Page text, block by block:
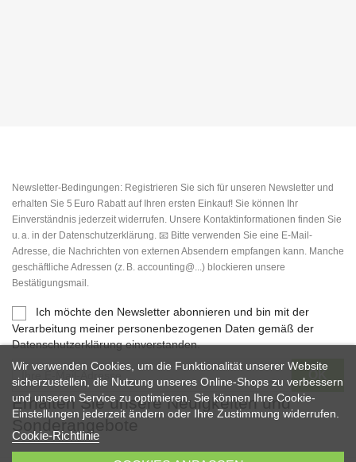
Erhalten Sie unsere Neuigkeiten und
Sonderangebote
Newsletter-Bedingungen: Registrieren Sie sich für unseren Newsletter und
erhalten Sie 5 Euro Rabatt auf Ihren ersten Einkauf! Sie können Ihr
Einverständnis jederzeit widerrufen. Unsere Kontaktinformationen finden Sie
u. a. in der Datenschutzerklärung. 📧 Bitte verwenden Sie eine E-Mail-
Adresse, die Nachrichten von externen Absendern empfangen kann. Manche
geschäftliche Adressen (z. B. accounting@...) blockieren unsere
Bestätigungsmail.
Ich möchte den Newsletter abonnieren und bin mit der
Verarbeitung meiner personenbezogenen Daten gemäß der
Datenschutzerklärung einverstanden.
Wir verwenden Cookies, um die Funktionalität unserer Website
sicherzustellen, die Nutzung unseres Online-Shops zu verbessern
und unseren Service zu optimieren. Sie können Ihre Cookie-
Einstellungen jederzeit ändern oder Ihre Zustimmung widerrufen.
Cookie-Richtlinie